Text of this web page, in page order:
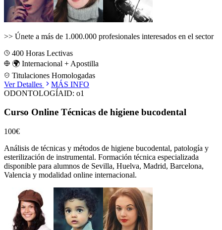
>> Únete a más de 1.000.000 profesionales interesados en el sector
400 Horas Lectivas
🌍 Internacional + Apostilla
Titulaciones Homologadas
Ver Detalles
MÁS INFO
ODONTOLOGÍAID: o1
Curso Online Técnicas de higiene bucodental
100€
Análisis de técnicas y métodos de higiene bucodental, patología y
esterilización de instrumental. Formación técnica especializada
disponible para alumnos de Sevilla, Huelva, Madrid, Barcelona,
Valencia y modalidad online internacional.